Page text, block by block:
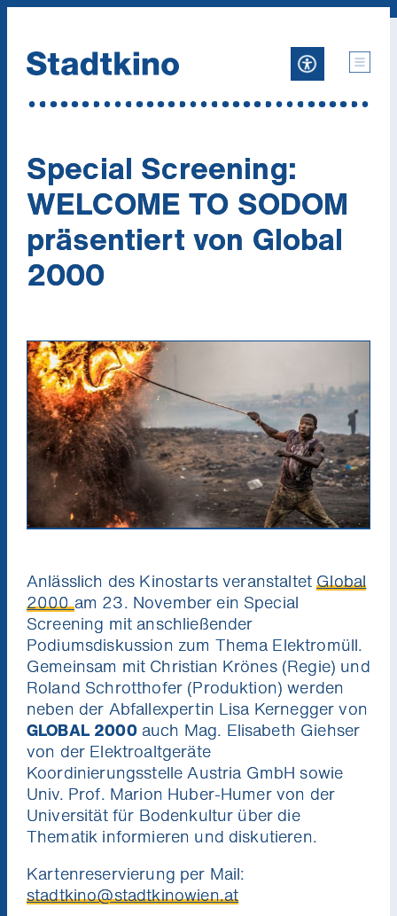
Special Screening:
WELCOME TO SODOM
präsentiert von Global
2000
Anlässlich des Kinostarts veranstaltetGlobal
2000am 23. November ein Special
Screening mit anschließender
Podiumsdiskussion zum Thema Elektromüll.
Gemeinsam mit Christian Krönes (Regie) und
Roland Schrotthofer (Produktion) werden
neben der Abfallexpertin Lisa Kernegger von
GLOBAL 2000auch Mag. Elisabeth Giehser
von der Elektroaltgeräte
Koordinierungsstelle Austria GmbH sowie
Univ. Prof. Marion Huber-Humer von der
Universität für Bodenkultur über die
Thematik informieren und diskutieren.
Kartenreservierung per Mail:
stadtkino@stadtkinowien.at